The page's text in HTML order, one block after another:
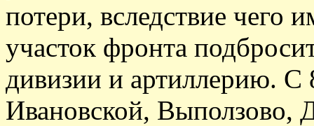
потери, вследствие чего
участок фронта
дивизии и артиллерию. С
Ивановской, Выползово,